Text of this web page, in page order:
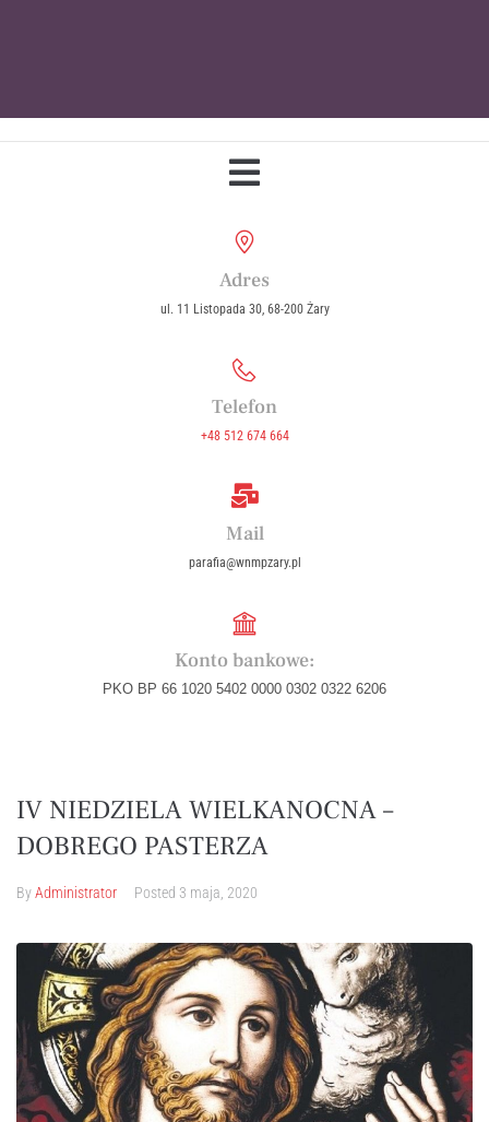
Adres
ul. 11 Listopada 30, 68-200 Żary
Telefon
+48 512 674 664
Mail
parafia@wnmpzary.pl
Konto bankowe:
PKO BP 66 1020 5402 0000 0302 0322 6206
IV NIEDZIELA WIELKANOCNA –
DOBREGO PASTERZA
ByAdministrator Posted 3 maja, 2020